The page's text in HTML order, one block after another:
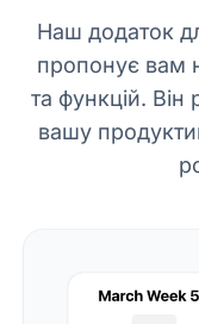
Наш додаток
пропонує вам
та функцій.
вашу